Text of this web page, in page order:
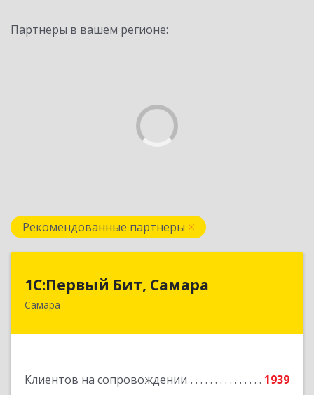
Партнеры в вашем регионе:
Рекомендованные партнеры
1С:Первый Бит, Самара
Самара
Клиентов на сопровождении
1939
1С:Первый Бит, Самара
443013, Самарская обл, Самара г, Дачная ул,